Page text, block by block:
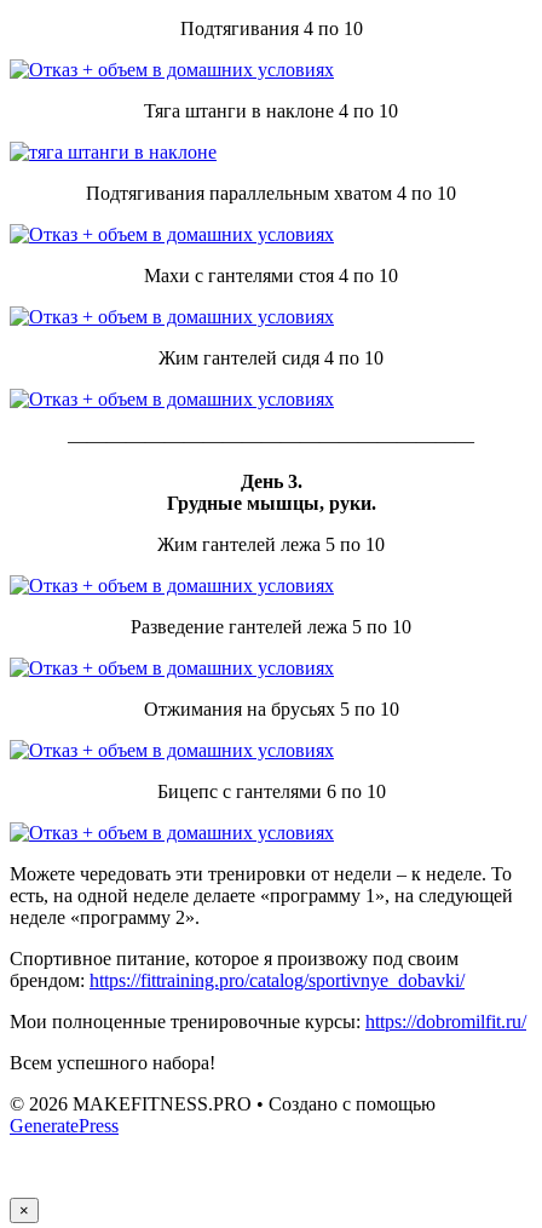
Подтягивания 4 по 10
Тяга штанги в наклоне 4 по 10
Подтягивания параллельным хватом 4 по 10
Махи с гантелями стоя 4 по 10
Жим гантелей сидя 4 по 10
—————————————————————
День 3.
Грудные мышцы, руки.
Жим гантелей лежа 5 по 10
Разведение гантелей лежа 5 по 10
Отжимания на брусьях 5 по 10
Бицепс с гантелями 6 по 10
Можете чередовать эти тренировки от недели – к неделе. То
есть, на одной неделе делаете «программу 1», на следующей
неделе «программу 2».
Спортивное питание, которое я произвожу под своим
брендом: https://fittraining.pro/catalog/sportivnye_dobavki/
Мои полноценные тренировочные курсы: https://dobromilfit.ru/
Всем успешного набора!
© 2026 MAKEFITNESS.PRO • Создано с помощью
GeneratePress
×